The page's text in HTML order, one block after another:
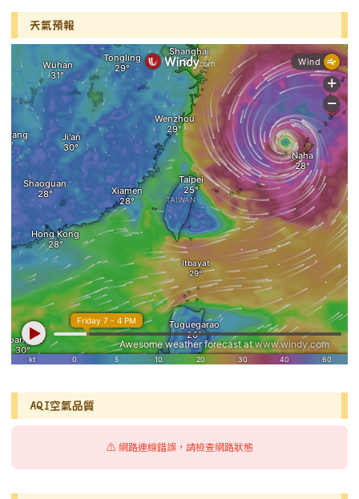
天氣預報
AQI空氣品質
⚠️ 網路連線錯誤，請檢查網路狀態